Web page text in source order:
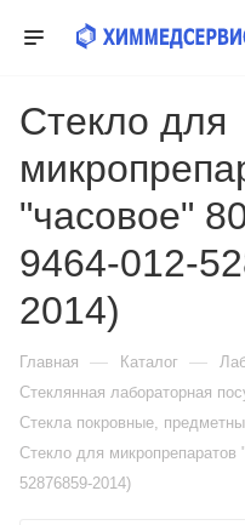
Стекло для
"часовое"
9464-012-
2014)
Главная — Каталог —
Стеклянная лабораторная
Стекла покровные,
Стекло для
52876859-2014)